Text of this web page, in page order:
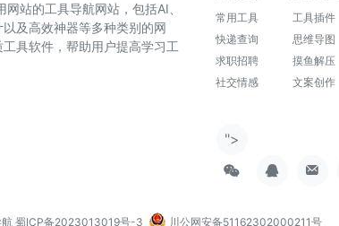
站的工具导航网站，包括AI、
及高效神器等多种类别的网
具软件，帮助用户提高学习工
常用工具
快递查询
求职招聘
社交情感
工具插件
思维导图
摸鱼解压
文案创作
">
蜀ICP备2023013019号-3 川公网安备51162302000211号